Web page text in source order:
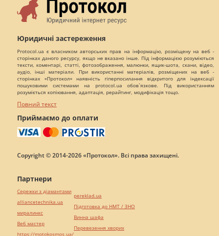
Юридичні застереження
Protocol.ua є власником авторських прав на інформацію, розміщену на веб -
сторінках даного ресурсу, якщо не вказано інше. Під інформацією розуміються
тексти, коментарі, статті, фотозображення, малюнки, ящик-шота, скани, відео,
аудіо, інші матеріали. При використанні матеріалів, розміщених на веб -
сторінках «Протокол» наявність гіперпосилання відкритого для індексації
пошуковими системами на protocol.ua обов`язкове. Під використанням
розуміється копіювання, адаптація, рерайтинг, модифікація тощо.
Повний текст
Приймаємо до оплати
Copyright © 2014-2026 «Протокол». Всі права захищені.
Партнери
Сережки з діамантами
alliancetechnika.ua
миралинкс
Веб мастер
https://motokosmos.ua/
pereklad.ua
Підготовка до НМТ / ЗНО
Винна шафа
Перевезення хворих